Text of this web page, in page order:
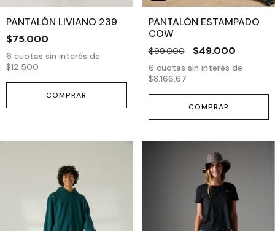
PANTALÓN LIVIANO 239
$75.000
6 cuotas sin interés de
$12.500
COMPRAR
PANTALÓN ESTAMPADO
COW
$99.000 $49.000
6 cuotas sin interés de
$8.166,67
COMPRAR